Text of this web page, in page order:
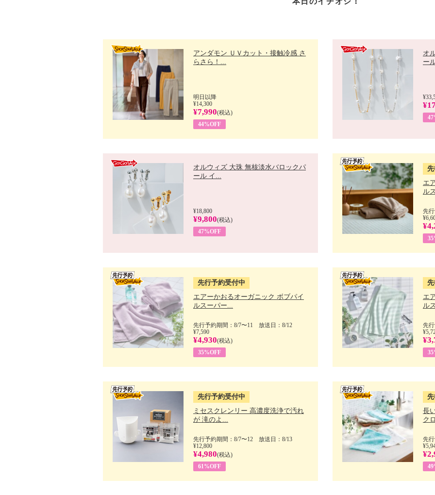
アンダモン ＵＶカット・接触冷感 さ
らさら！...
明日以降
¥14,300
¥7,990(税込)
44%OFF
オ
ー
オルウィズ 大珠 無核淡水バロックパ
ール イ...
¥18,800
¥9,800(税込)
47%OFF
エ
ル
先
先行予約受付中
エアーかおるオーガニック ボブパイ
ルスーパー...
先行予約期間：8/7〜11 放送日：8/12
¥7,590
¥4,930(税込)
35%OFF
エ
ル
先
先行予約受付中
ミセスクレンリー 高濃度洗浄で汚れ
が 滝のよ...
先行予約期間：8/7〜12 放送日：8/13
¥12,800
¥4,980(税込)
61%OFF
長
ク
先